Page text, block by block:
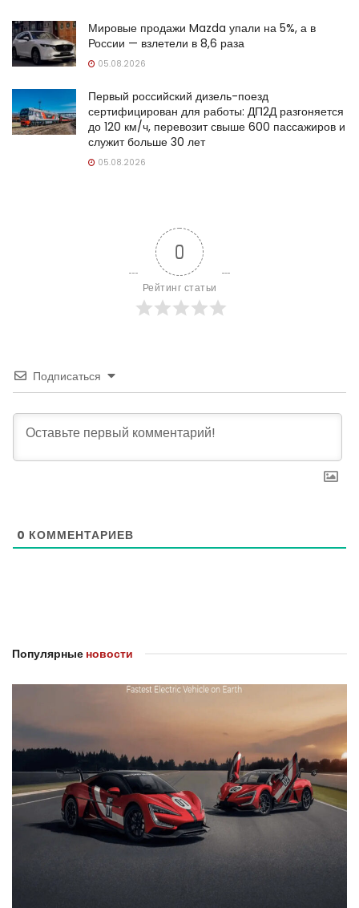
Мировые продажи Mazda упали на 5%, а в
России — взлетели в 8,6 раза
05.08.2026
Первый российский дизель-поезд
сертифицирован для работы: ДП2Д разгоняется
до 120 км/ч, перевозит свыше 600 пассажиров и
служит больше 30 лет
05.08.2026
0
Рейтинг статьи
Подписаться
0 КОММЕНТАРИЕВ
Популярные новости